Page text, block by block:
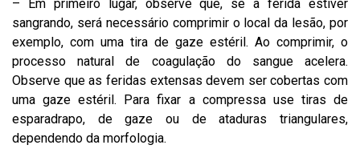
– Em primeiro lugar, observe que, se a ferida estiver
sangrando, será necessário comprimir o local da lesão, por
exemplo, com uma tira de gaze estéril. Ao comprimir, o
processo natural de coagulação do sangue acelera.
Observe que as feridas extensas devem ser cobertas com
uma gaze estéril. Para fixar a compressa use tiras de
esparadrapo, de gaze ou de ataduras triangulares,
dependendo da morfologia.